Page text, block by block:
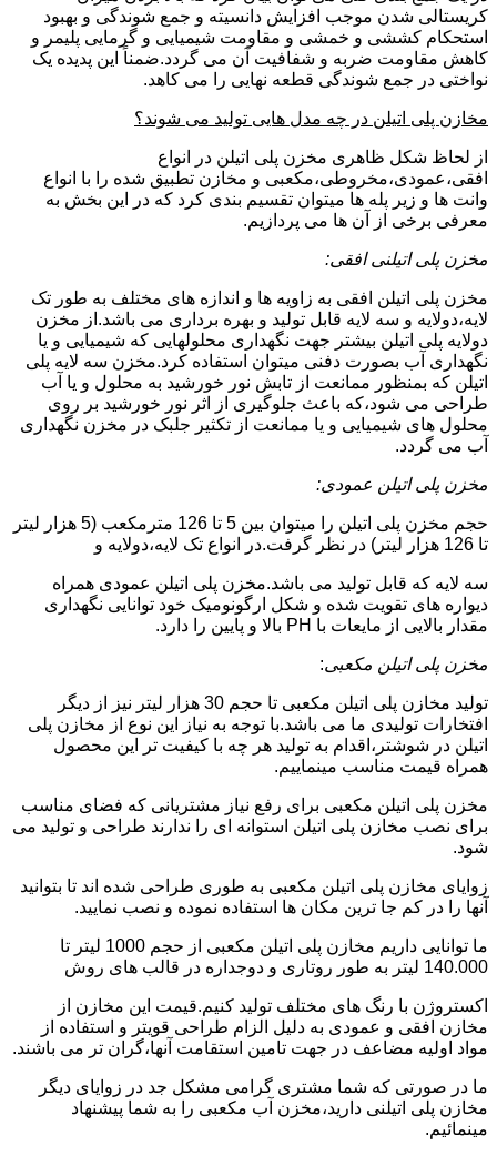
کریستالی شدن موجب افزایش دانسیته و جمع شوندگی و بهبود
استحکام کششی و خمشی و مقاومت شیمیایی و گرمایی پلیمر و
کاهش مقاومت ضربه و شفافیت آن می گردد.ضمناً این پدیده یک
نواختی در جمع شوندگی قطعه نهایی را می کاهد.
مخازن پلی اتیلن در چه مدل هایی تولید می شوند؟
از لحاظ شکل ظاهری مخزن پلی اتیلن در انواع
افقی،عمودی،مخروطی،مکعبی و مخازن تطبیق شده را با انواع
وانت ها و زیر پله ها میتوان تقسیم بندی کرد که در این بخش به
معرفی برخی از آن ها می پردازیم.
مخزن پلی اتیلنی افقی:
مخزن پلی اتیلن افقی به زاویه ها و اندازه های مختلف به طور تک
لایه،دولایه و سه لایه قابل تولید و بهره برداری می باشد.از مخزن
دولایه پلی اتیلن بیشتر جهت نگهداری محلولهایی که شیمیایی و یا
نگهداری آب بصورت دفنی میتوان استفاده کرد.مخزن سه لایه پلی
اتیلن که بمنظور ممانعت از تابش نور خورشید به محلول و یا آب
طراحی می شود،که باعث جلوگیری از اثر نور خورشید بر روی
محلول های شیمیایی و یا ممانعت از تکثیر جلبک در مخزن نگهداری
آب می گردد.
مخزن پلی اتیلن عمودی:
حجم مخزن پلی اتیلن را میتوان بین 5 تا 126 مترمکعب (5 هزار لیتر
تا 126 هزار لیتر) در نظر گرفت.در انواع تک لایه،دولایه و
سه لایه که قابل تولید می باشد.مخزن پلی اتیلن عمودی همراه
دیواره های تقویت شده و شکل ارگونومیک خود توانایی نگهداری
مقدار بالایی از مایعات با PH بالا و پایین را دارد.
مخزن پلی اتیلن مکعبی:
تولید مخازن پلی اتیلن مکعبی تا حجم 30 هزار لیتر نیز از دیگر
افتخارات تولیدی ما می باشد.با توجه به نیاز این نوع از مخازن پلی
اتیلن در شوشتر،اقدام به تولید هر چه با کیفیت تر این محصول
همراه قیمت مناسب مینماییم.
مخزن پلی اتیلن مکعبی برای رفع نیاز مشتریانی که فضای مناسب
برای نصب مخازن پلی اتیلن استوانه ای را ندارند طراحی و تولید می
شود.
زوایای مخازن پلی اتیلن مکعبی به طوری طراحی شده اند تا بتوانید
آنها را در کم جا ترین مکان ها استفاده نموده و نصب نمایید.
ما توانایی داریم مخازن پلی اتیلن مکعبی از حجم 1000 لیتر تا
140.000 لیتر به طور روتاری و دوجداره در قالب های روش
اکستروژن با رنگ های مختلف تولید کنیم.قیمت این مخازن از
مخازن افقی و عمودی به دلیل الزام طراحی قویتر و استفاده از
مواد اولیه مضاعف در جهت تامین استقامت آنها،گران تر می باشند.
ما در صورتی که شما مشتری گرامی مشکل جد در زوایای دیگر
مخازن پلی اتیلنی دارید،مخزن آب مکعبی را به شما پیشنهاد
مینمائیم.